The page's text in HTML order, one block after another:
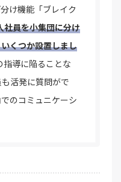
け機能「ブレイク
社員を小集団に分け
くつか設置しまし
指導に陥ることな
活発に質問がで
のコミュニケーシ